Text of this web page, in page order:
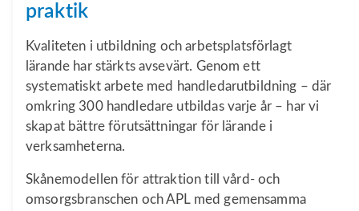
praktik
Kvaliteten i utbildning och arbetsplatsförlagt
lärande har stärkts avsevärt. Genom ett
systematiskt arbete med handledarutbildning – där
omkring 300 handledare utbildas varje år – har vi
skapat bättre förutsättningar för lärande i
verksamheterna.
Skånemodellen för attraktion till vård- och
omsorgsbranschen och APL med gemensamma